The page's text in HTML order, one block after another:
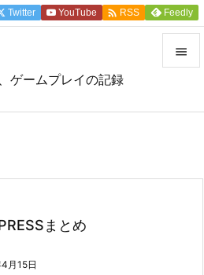
ゲームプレイの記録

Twitter YouTube  RSS Feedly
まとめ
月15日